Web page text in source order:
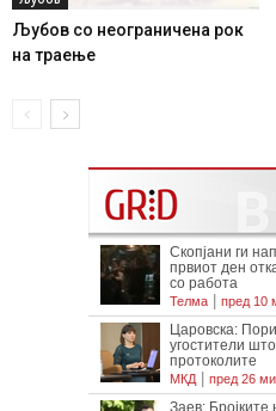
Љубов со неограниченa рок
на траење